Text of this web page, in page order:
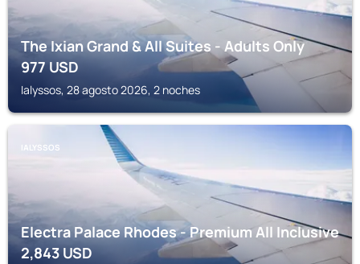
The Ixian Grand & All Suites - Adults Only
977USD
Ialyssos, 28 agosto 2026, 2 noches
IALYSSOS
Electra Palace Rhodes - Premium All Inclusive
2,843USD